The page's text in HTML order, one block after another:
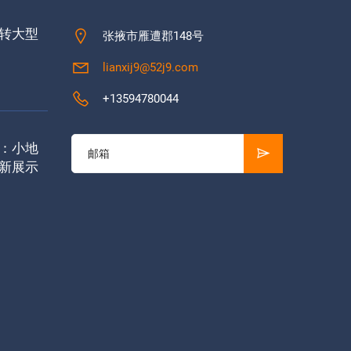
大型
小地
展示
张掖市雁遭郡148号
lianxij9@52j9.com
+13594780044